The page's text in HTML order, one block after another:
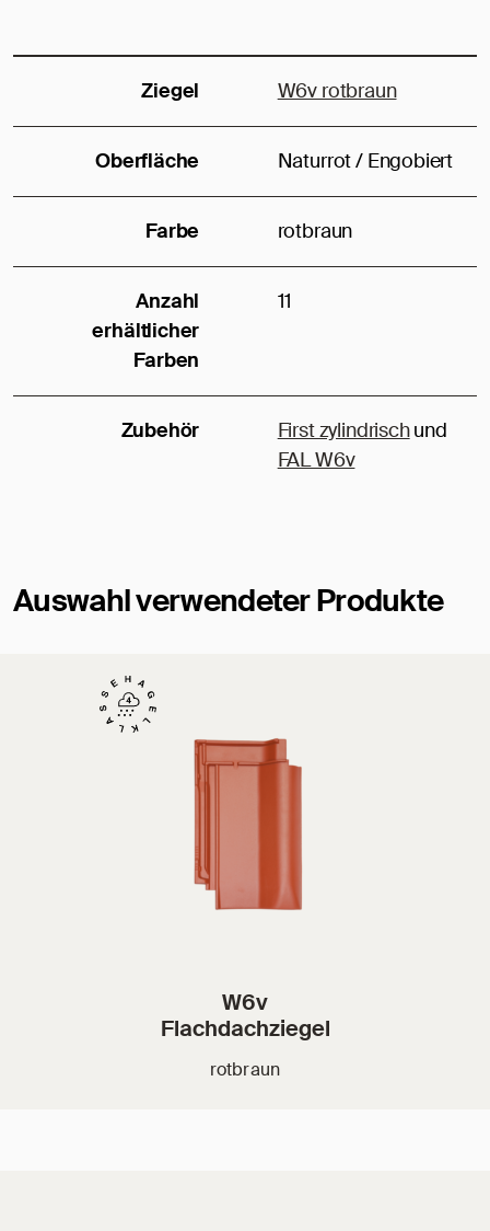
Ziegel W6v rotbraun
Oberfläche Naturrot / Engobiert
Farbe rotbraun
Anzahl
erhältlicher
Farben
11
Zubehör First zylindrischund
FAL W6v
Auswahl verwendeter Produkte
W6v
Flachdachziegel
rotbraun